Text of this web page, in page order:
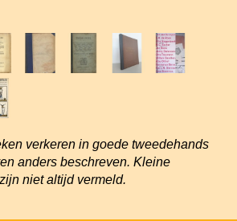
verkeren in goede tweedehands
anders beschreven. Kleine
niet altijd vermeld.